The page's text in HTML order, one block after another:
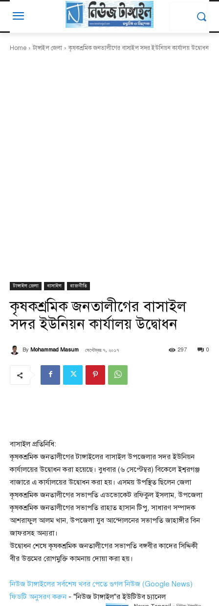
Home টাঙ্গাইল জেলা কৃষকশ্রমিক জনতালীগের বাসাইল সদর ইউনিয়ন কার্যালয় উদ্বোধন
টাঙ্গাইল জেলা বাসাইল রাজনীতি
কৃষকশ্রমিক জনতালীগের বাসাইল
সদর ইউনিয়ন কার্যালয় উদ্বোধন
By Mohammad Masum সেপ্টেম্বর ৭, ২০১৭ 0
297
বাসাইল প্রতিনিধি:
কৃষকশ্রমিক জনতালীগের টাঙ্গাইলের বাসাইল উপজেলার সদর ইউনিয়ন
কার্যালয়ের উদ্বোধন করা হয়েছে। বুধবার (৬ সেপ্টেম্বর) বিকেলে ইশ্বরগঞ্জ
বাজারে এ কার্যালয়ের উদ্বোধন করা হয়। এসময় উপস্থিত ছিলেন জেলা
কৃষকশ্রমিক জনতালীগের সভাপতি এডভোকেট রফিকুল ইসলাম, উপজেলা
কৃষকশ্রমিক জনতালীগের সভাপতি রাহাত হাসান টিপু, সাধারণ সম্পাদক
আশরাফুল আলম খান, উপজেলা যুব আন্দোলনের সভাপতি জাহাঙ্গীর বিন
জাফরসহ অন্যরা।
উদ্বোধন শেষে কৃষকশ্রমিক জনতালীগের সভাপতি বঙ্গবীর কাদের সিদ্দিকী
বীর উত্তমের রোগমুক্তি কামনায় দোয়া করা হয়।
নিউজ টাঙ্গাইলের সর্বশেষ খবর পেতে গুগল নিউজ (Google News)
ফিডটি অনুসরণ করুন - "নিউজ টাঙ্গাইল"র ইউটিউব চ্যানেল